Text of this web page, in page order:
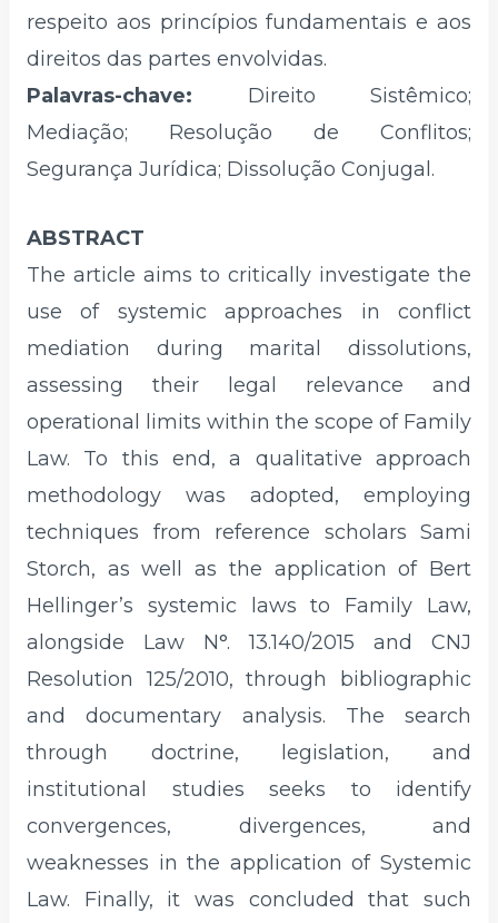
respeito aos princípios fundamentais e aos
direitos das partes envolvidas.
Palavras-chave: Direito Sistêmico;
Mediação; Resolução de Conflitos;
Segurança Jurídica; Dissolução Conjugal.
ABSTRACT
The article aims to critically investigate the
use of systemic approaches in conflict
mediation during marital dissolutions,
assessing their legal relevance and
operational limits within the scope of Family
Law. To this end, a qualitative approach
methodology was adopted, employing
techniques from reference scholars Sami
Storch, as well as the application of Bert
Hellinger’s systemic laws to Family Law,
alongside Law N°. 13.140/2015 and CNJ
Resolution 125/2010, through bibliographic
and documentary analysis. The search
through doctrine, legislation, and
institutional studies seeks to identify
convergences, divergences, and
weaknesses in the application of Systemic
Law. Finally, it was concluded that such